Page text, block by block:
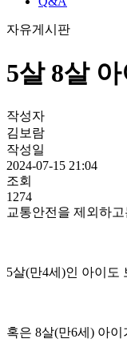
자유게시판
5살 8살
작성자
김보람
작성일
2024-07-15 21:04
조회
1274
교통안전을 제외하
5살(만4세)인 아이도
혹은 8살(만6세) 아